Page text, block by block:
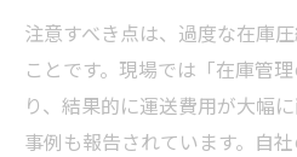
注意すべき点は、過度な在庫
ことです。現場では「在庫管
り、結果的に運送費用が大幅
事例も報告されています。自